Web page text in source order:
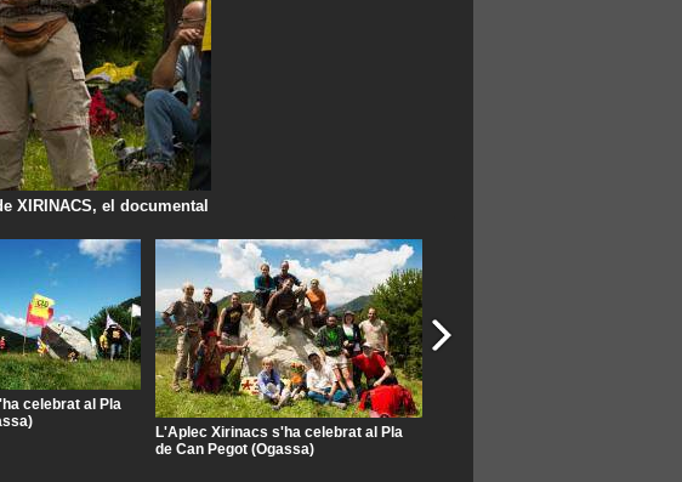
XIRINACS, el documental
celebrat al Pla
L'Aplec Xirinacs s'ha celebrat al Pla
de Can Pegot (Ogassa)